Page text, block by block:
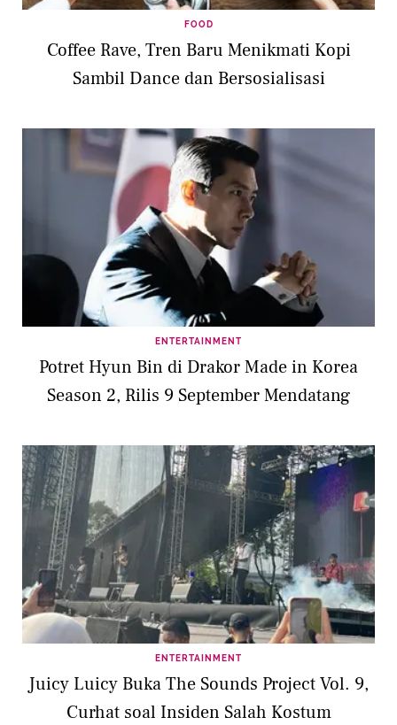
FOOD
Coffee Rave, Tren Baru Menikmati Kopi
Sambil Dance dan Bersosialisasi
ENTERTAINMENT
Potret Hyun Bin di Drakor Made in Korea
Season 2, Rilis 9 September Mendatang
ENTERTAINMENT
Juicy Luicy Buka The Sounds Project Vol. 9,
Curhat soal Insiden Salah Kostum